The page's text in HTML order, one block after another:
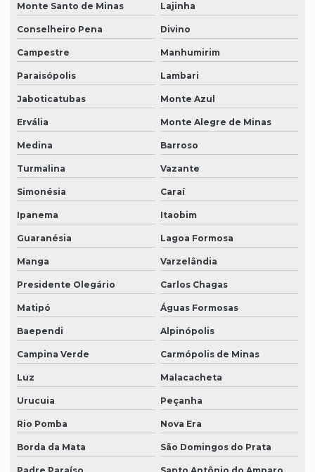
Monte Santo de Minas Lajinha
Conselheiro Pena Divino
Campestre Manhumirim
Paraisópolis Lambari
Jaboticatubas Monte Azul
Ervália Monte Alegre de Minas
Medina Barroso
Turmalina Vazante
Simonésia Caraí
Ipanema Itaobim
Guaranésia Lagoa Formosa
Manga Varzelândia
Presidente Olegário Carlos Chagas
Matipó Águas Formosas
Baependi Alpinópolis
Campina Verde Carmópolis de Minas
Luz Malacacheta
Urucuia Peçanha
Rio Pomba Nova Era
Borda da Mata São Domingos do Prata